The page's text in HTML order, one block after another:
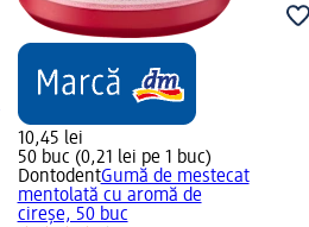
10,45 lei
50 buc (0,21 lei pe 1 buc)
DontodentGumă de mestecat
mentolată cu aromă de
cireșe, 50 buc